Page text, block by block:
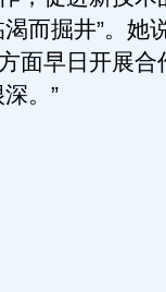
而掘井”。她
面早日开展合
。”